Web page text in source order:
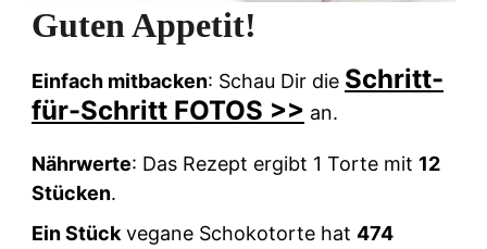
Guten Appetit!
Einfach mitbacken: Schau Dir die Schritt-
für-Schritt FOTOS >> an.
Nährwerte: Das Rezept ergibt 1 Torte mit 12
Stücken.
Ein Stück vegane Schokotorte hat 474